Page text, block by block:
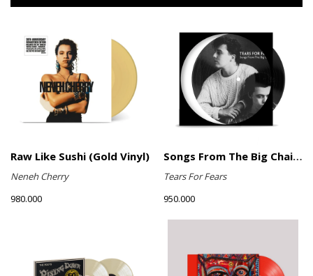
Raw Like Sushi (Gold Vinyl)
Neneh Cherry
980.000
Songs From The Big Chair (Picture Disc)
Tears For Fears
950.000